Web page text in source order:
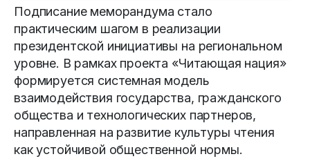
Подписание меморандума стало
практическим шагом в реализации
президентской инициативы на региональном
уровне. В рамках проекта «Читающая нация»
формируется системная модель
взаимодействия государства, гражданского
общества и технологических партнеров,
направленная на развитие культуры чтения
как устойчивой общественной нормы.